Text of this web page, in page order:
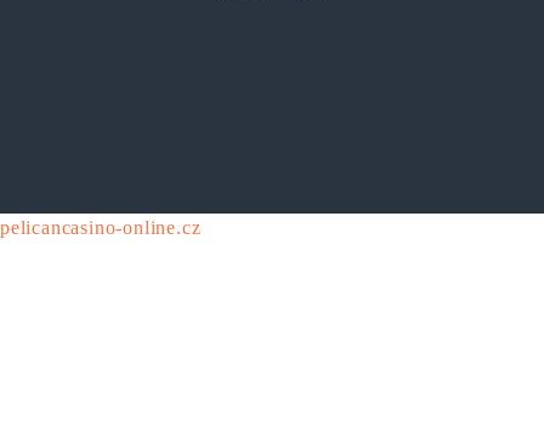
pelicancasino-online.cz